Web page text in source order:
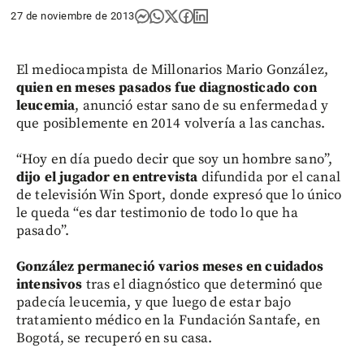
27 de noviembre de 2013
El mediocampista de Millonarios Mario González,
quien en meses pasados fue diagnosticado con
leucemia, anunció estar sano de su enfermedad y
que posiblemente en 2014 volvería a las canchas.
“Hoy en día puedo decir que soy un hombre sano”,
dijo el jugador en entrevista difundida por el canal
de televisión Win Sport, donde expresó que lo único
le queda “es dar testimonio de todo lo que ha
pasado”.
González permaneció varios meses en cuidados
intensivos tras el diagnóstico que determinó que
padecía leucemia, y que luego de estar bajo
tratamiento médico en la Fundación Santafe, en
Bogotá, se recuperó en su casa.